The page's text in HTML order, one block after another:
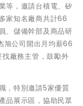
等，邀請台積電、矽
家知名廠商共計66
、儲備幹部及商品研
旭公司開出月均薪66
廠務主管，鼓勵外
，特別邀請5家優質
品展示區，協助民眾